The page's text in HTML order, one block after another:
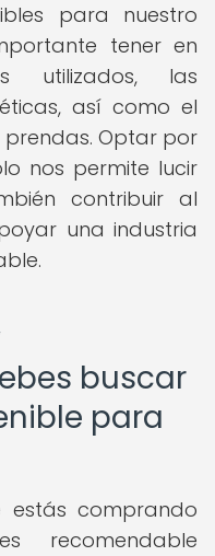
para nuestro
tener en
utilizados, las
así como el
Optar por
nos permite lucir
contribuir al
una industria
buscar
para
comprando
recomendable